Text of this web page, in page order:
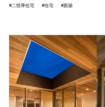
#二世帯住宅 #住宅 #新築